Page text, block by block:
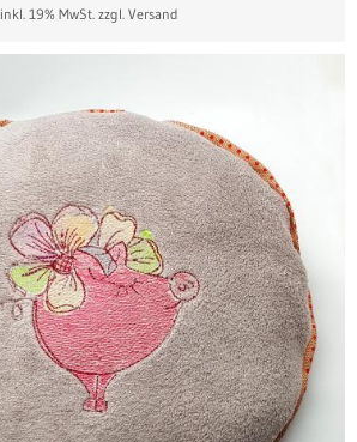
inkl. 19% MwSt. zzgl. Versand